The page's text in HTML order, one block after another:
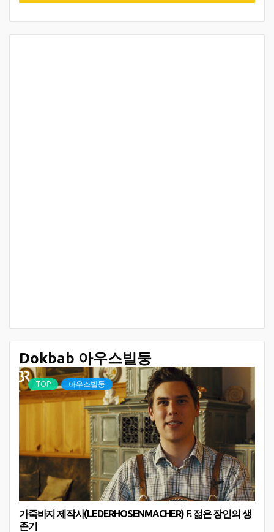
Dokbab 아우스빌둥
TOP 아우스빌둥
가죽바지 제작사(LEDERHOSENMACHER) F. 젊은 장인의 생
존기